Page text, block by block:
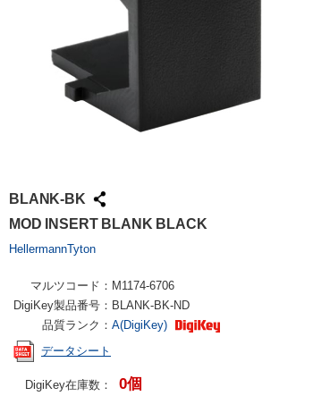
BLANK-BK
MOD INSERT BLANK BLACK
HellermannTyton
マルツコード： M1174-6706
DigiKey製品番号： BLANK-BK-ND
品質ランク： A(DigiKey)
データシート
DigiKey在庫数： 0個